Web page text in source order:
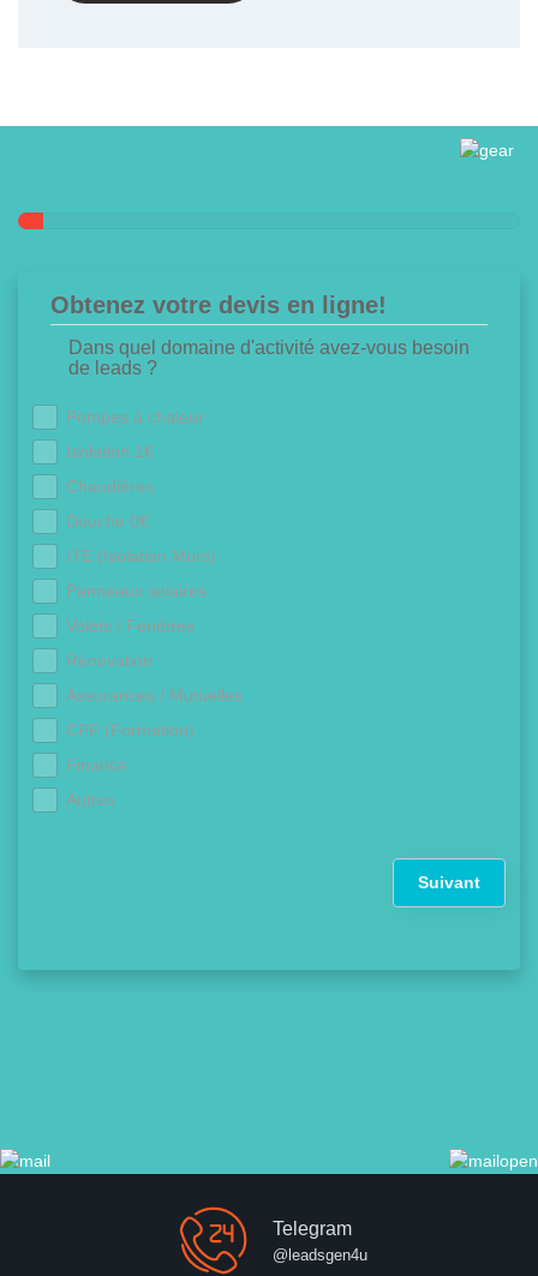
Obtenez votre devis en ligne!
Dans quel domaine d'activité avez-vous besoin
de leads ?
Pompes à chaleur
Isolation 1€
Chaudières
Douche 0€
ITE (Isolation Murs)
Panneaux solaires
Volets / Fenêtres
Rénovation
Assurances / Mutuelles
CPF (Formation)
Finance
Autres
Suivant
Telegram
@leadsgen4u